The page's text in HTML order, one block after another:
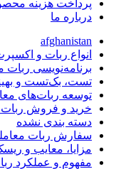
پرداخت هزینه
درباره ما
afghanistan
انواع ربات و
برنامه‌نویسی ربات
تست، بک‌تست و
توسعه ربات‌های
خرید و فروش
دسته بندی نشده
سفارش ربات
مزایا، معایب و
مفهوم و عملکرد